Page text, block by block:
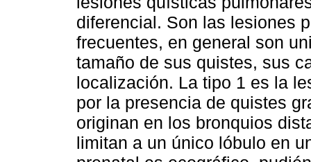
diferencial. Son las lesiones
frecuentes, en general son
tamaño de sus quistes, sus
localización. La tipo 1 es la
por la presencia de quistes
originan en los bronquios
limitan a un único lóbulo en